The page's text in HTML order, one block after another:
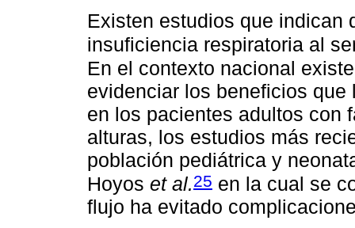
Existen estudios que indican
insuficiencia respiratoria al
En el contexto nacional
evidenciar los beneficios
en los pacientes adultos con
alturas, los estudios más
población pediátrica y
Hoyos et al.25 en la cual se
flujo ha evitado